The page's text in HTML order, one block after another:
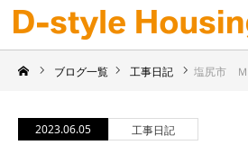
ブログ一覧 工事日記 塩尻市
2023.06.05 工事日記